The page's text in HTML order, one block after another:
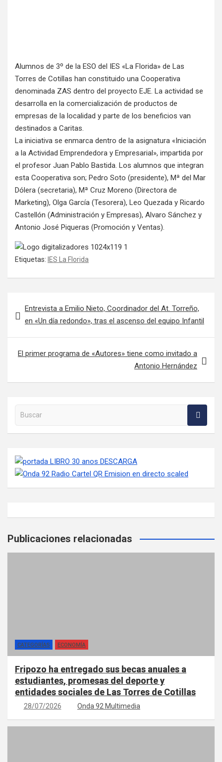
Alumnos de 3º de la ESO del IES «La Florida» de Las
Torres de Cotillas han constituido una Cooperativa
denominada ZAS dentro del proyecto EJE. La actividad se
desarrolla en la comercialización de productos de
empresas de la localidad y parte de los beneficios van
destinados a Caritas.
La iniciativa se enmarca dentro de la asignatura «Iniciación
a la Actividad Emprendedora y Empresarial», impartida por
el profesor Juan Pablo Bastida. Los alumnos que integran
esta Cooperativa son; Pedro Soto (presidente), Mª del Mar
Dólera (secretaria), Mª Cruz Moreno (Directora de
Marketing), Olga García (Tesorera), Leo Quezada y Ricardo
Castellón (Administración y Empresas), Alvaro Sánchez y
Antonio José Piqueras (Promoción y Ventas).
Etiquetas: IES La Florida
Entrevista a Emilio Nieto, Coordinador del At. Torreño,
en «Un día redondo», tras el ascenso del equipo Infantil
El primer programa de «Autores» tiene como invitado a
Antonio Hernández
Buscar en la web
Publicaciones relacionadas
CATEGORÍAS ECONOMÍA
Fripozo ha entregado sus becas anuales a
estudiantes, promesas del deporte y
entidades sociales de Las Torres de Cotillas
28/07/2026 Onda 92 Multimedia